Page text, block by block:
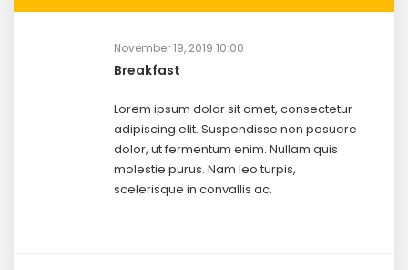
November 19, 2019 10:00
Breakfast
Lorem ipsum dolor sit amet, consectetur
adipiscing elit. Suspendisse non posuere
dolor, ut fermentum enim. Nullam quis
molestie purus. Nam leo turpis,
scelerisque in convallis ac.